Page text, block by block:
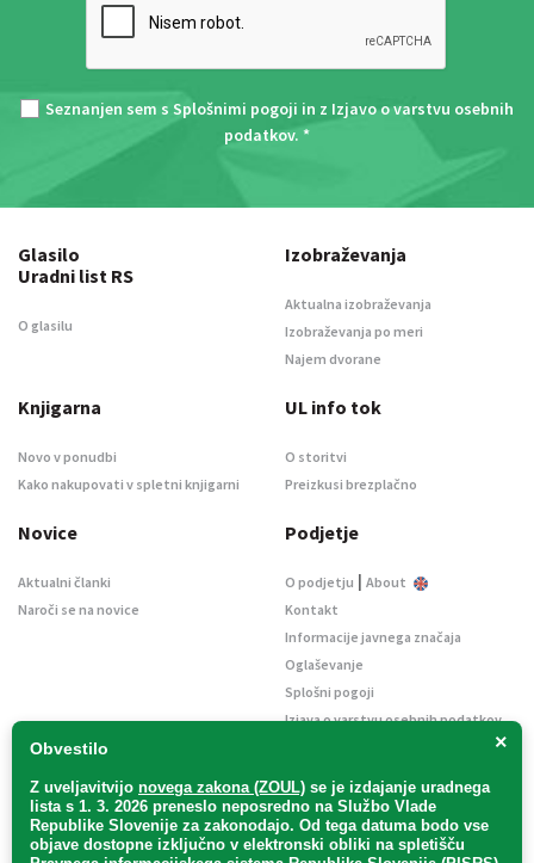
Seznanjen sem s Splošnimi pogoji in z Izjavo o varstvu osebnih
podatkov. *
×
Obvestilo
Z uveljavitvijo novega zakona (ZOUL) se je izdajanje uradnega
lista s 1. 3. 2026 preneslo neposredno na Službo Vlade
Republike Slovenije za zakonodajo. Od tega datuma bodo vse
objave dostopne izključno v elektronski obliki na spletišču
Glasilo
Uradni list RS
O glasilu
Izobraževanja
Aktualna izobraževanja
Izobraževanja po meri
Najem dvorane
Knjigarna
Novo v ponudbi
Kako nakupovati v spletni knjigarni
UL info tok
O storitvi
Preizkusi brezplačno
Novice
Aktualni članki
Naroči se na novice
Podjetje
O podjetju | About
Kontakt
Informacije javnega značaja
Oglaševanje
Splošni pogoji
Izjava o varstvu osebnih podatkov